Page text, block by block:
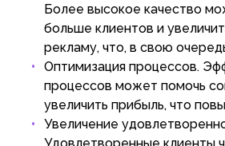
Более высокое качество
больше клиентов и
рекламу, что, в свою
Оптимизация процессов.
процессов может помочь
увеличить прибыль, что
Увеличение
Удовлетворенные клиенты